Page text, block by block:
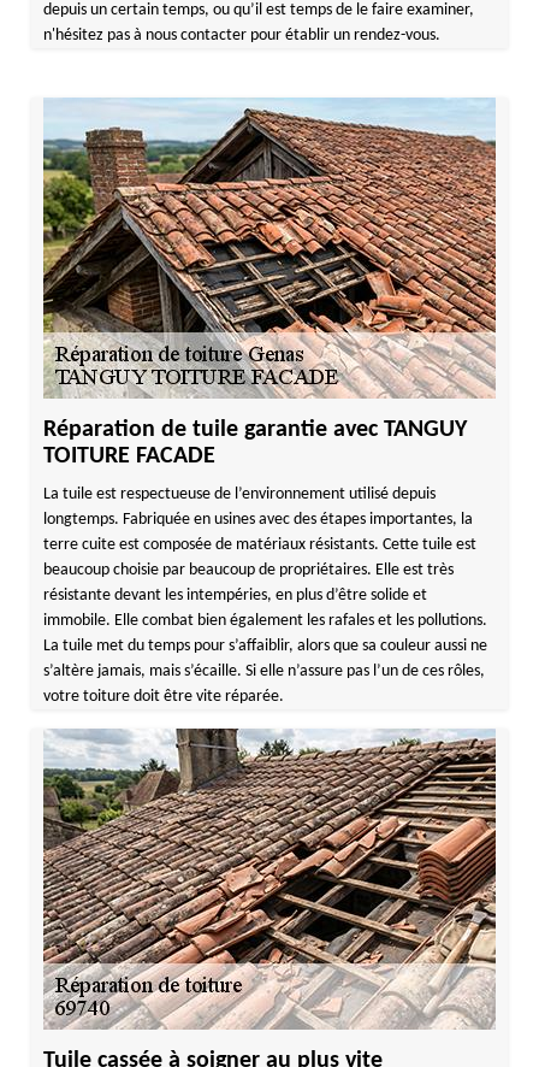
depuis un certain temps, ou qu’il est temps de le faire examiner,
n'hésitez pas à nous contacter pour établir un rendez-vous.
Réparation de tuile garantie avec TANGUY
TOITURE FACADE
La tuile est respectueuse de l’environnement utilisé depuis
longtemps. Fabriquée en usines avec des étapes importantes, la
terre cuite est composée de matériaux résistants. Cette tuile est
beaucoup choisie par beaucoup de propriétaires. Elle est très
résistante devant les intempéries, en plus d’être solide et
immobile. Elle combat bien également les rafales et les pollutions.
La tuile met du temps pour s’affaiblir, alors que sa couleur aussi ne
s’altère jamais, mais s’écaille. Si elle n’assure pas l’un de ces rôles,
votre toiture doit être vite réparée.
Tuile cassée à soigner au plus vite